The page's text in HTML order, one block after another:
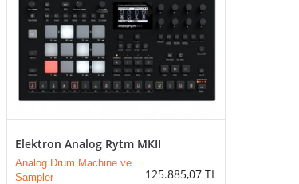
Elektron Analog Rytm MKII
Analog Drum Machine ve
Sampler
125.885,07 TL